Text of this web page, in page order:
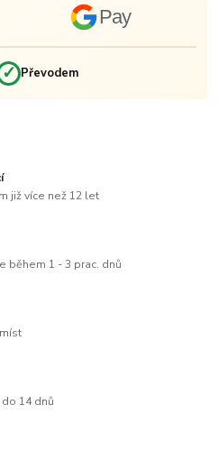
Pay
✓ Převodem
již více než 12 let
během 1 - 3 prac. dnů
14 dnů